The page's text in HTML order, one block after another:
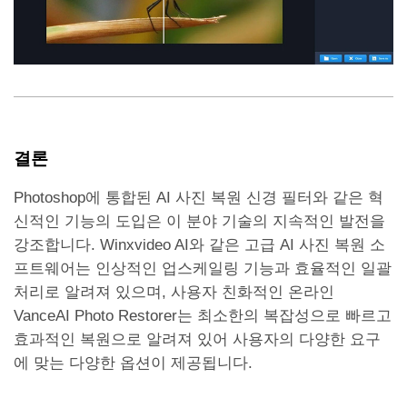
결론
Photoshop에 통합된 AI 사진 복원 신경 필터와 같은 혁
신적인 기능의 도입은 이 분야 기술의 지속적인 발전을
강조합니다. Winxvideo AI와 같은 고급 AI 사진 복원 소
프트웨어는 인상적인 업스케일링 기능과 효율적인 일괄
처리로 알려져 있으며, 사용자 친화적인 온라인
VanceAI Photo Restorer는 최소한의 복잡성으로 빠르고
효과적인 복원으로 알려져 있어 사용자의 다양한 요구
에 맞는 다양한 옵션이 제공됩니다.